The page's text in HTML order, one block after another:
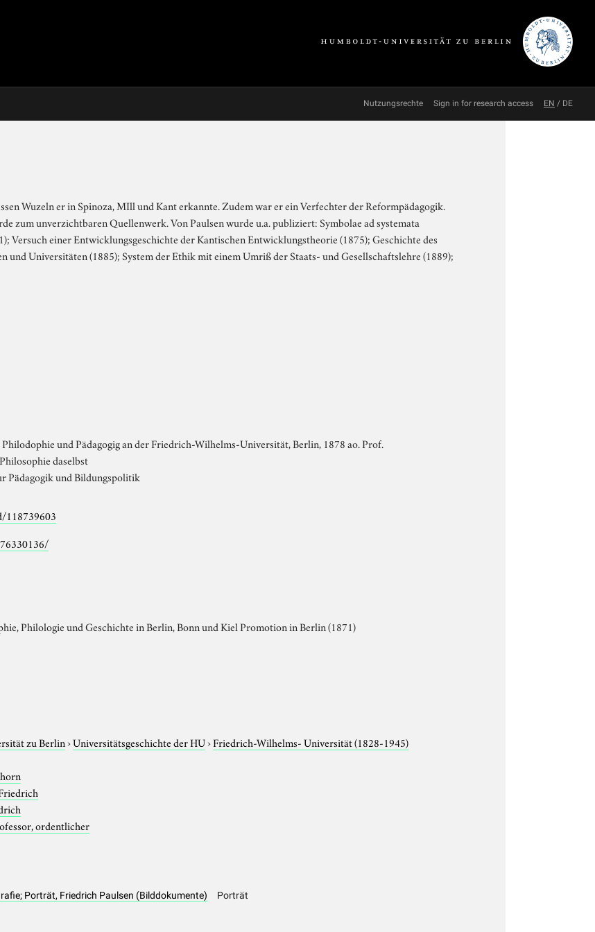
Nutzungsrechte Sign in for research access EN / DE
Wuzeln er in Spinoza, MIll und Kant erkannte. Zudem war er ein Verfechter der Reformpädagogik.
zum unverzichtbaren Quellenwerk. Von Paulsen wurde u.a. publiziert: Symbolae ad systemata
Versuch einer Entwicklungsgeschichte der Kantischen Entwicklungstheorie (1875); Geschichte des
und Universitäten (1885); System der Ethik mit einem Umriß der Staats- und Gesellschaftslehre (1889);
und Pädagogig an der Friedrich-Wilhelms-Universität, Berlin, 1878 ao. Prof.
daselbst
Pädagogik und Bildungspolitik
118739603
Philologie und Geschichte in Berlin, Bonn und Kiel Promotion in Berlin (1871)
zu Berlin›Universitätsgeschichte der HU›Friedrich-Wilhelms- Universität (1828-1945)
ordentlicher
Porträt, Friedrich Paulsen (Bilddokumente) Porträt